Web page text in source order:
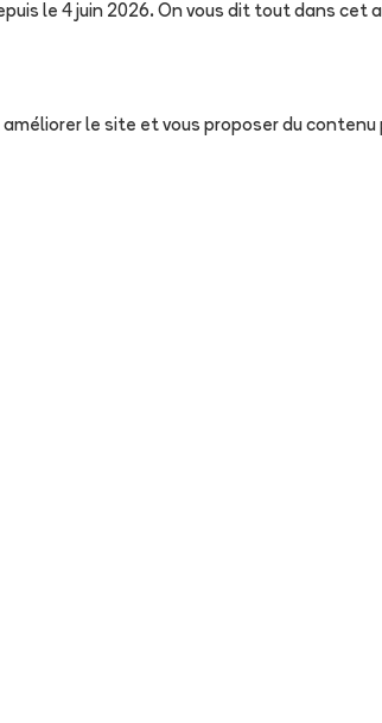
le 4 juin 2026. On vous dit tout dans cet
le site et vous proposer du